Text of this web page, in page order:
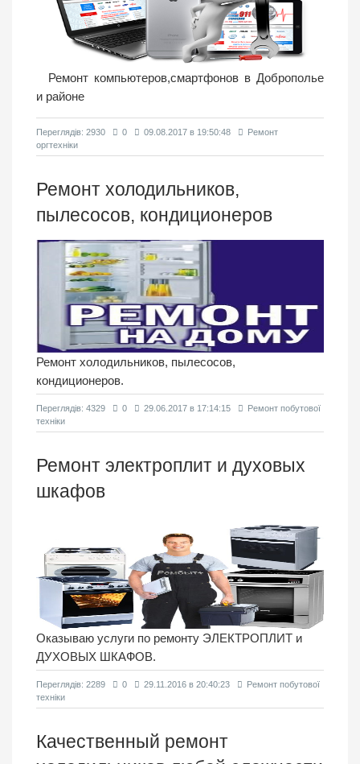
Ремонт компьютеров,смартфонов в Доброполье
и районе
Переглядiв: 2930 0 09.08.2017 в 19:50:48
Ремонт
оргтехніки
Ремонт холодильников,
пылесосов, кондиционеров
Ремонт холодильников, пылесосов,
кондиционеров.
Переглядiв: 4329 0 29.06.2017 в 17:14:15
Ремонт побутової
техніки
Ремонт электроплит и духовых
шкафов
Оказываю услуги по ремонту ЭЛЕКТРОПЛИТ и
ДУХОВЫХ ШКАФОВ.
Переглядiв: 2289 0 29.11.2016 в 20:40:23
Ремонт побутової
техніки
Качественный ремонт